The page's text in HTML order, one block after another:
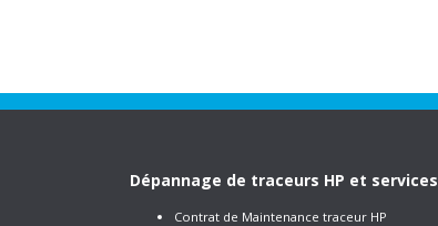
Dépannage de traceurs HP et services
Contrat de Maintenance traceur HP